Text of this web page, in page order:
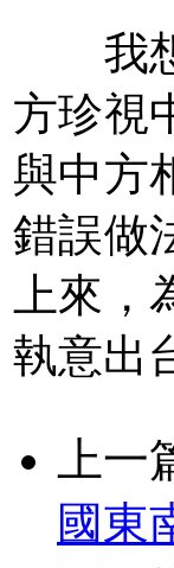
我想
方珍視
與中方
錯誤做
上來
執意出
上一
國東